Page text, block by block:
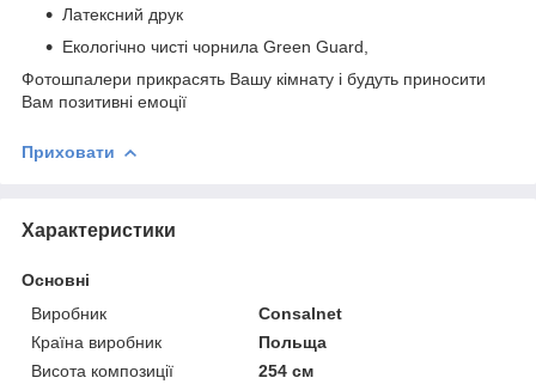
Латексний друк
Екологічно чисті чорнила Green Guard,
Фотошпалери прикрасять Вашу кімнату і будуть приносити
Вам позитивні емоції
Приховати
Характеристики
Основні
Виробник
Consalnet
Країна виробник
Польща
Висота композиції
254 см